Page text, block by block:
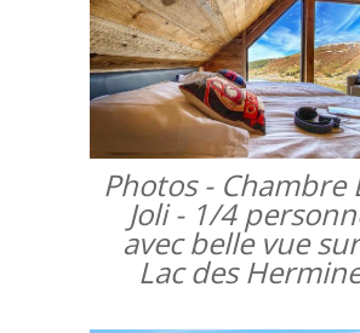
Photos - Chambre
Joli - 1/4
avec belle vue
Lac des